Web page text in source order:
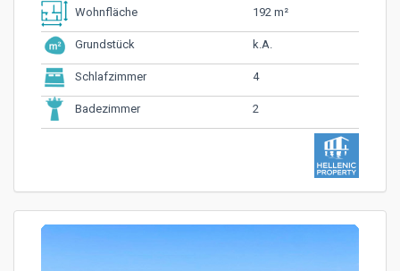
Wohnfläche 192 m²
Grundstück k.A.
Schlafzimmer 4
Badezimmer 2